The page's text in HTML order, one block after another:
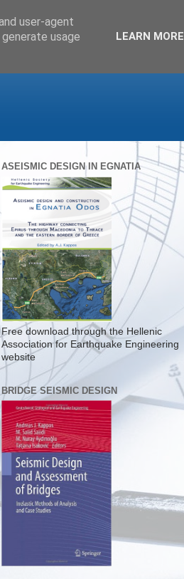
ASEISMIC DESIGN IN EGNATIA
Free download through the Hellenic
Association for Earthquake Engineering
website
BRIDGE SEISMIC DESIGN
user-agent
usage
LEARN MORE